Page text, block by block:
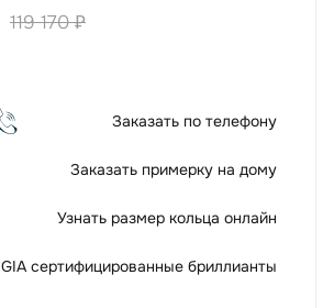
119 170₽
Заказать по телефону
Заказать примерку на дому
Узнать размер кольца онлайн
GIA сертифицированные бриллианты